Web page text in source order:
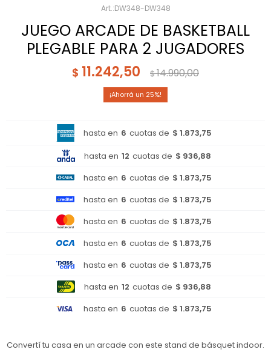
DW348-DW348
JUEGO ARCADE DE BASKETBALL
PLEGABLE PARA 2 JUGADORES
$ 11.242,50 $14.990,00
25
hasta en 6 cuotas de $ 1.873,75
hasta en 12 cuotas de $ 936,88
hasta en 6 cuotas de $ 1.873,75
hasta en 6 cuotas de $ 1.873,75
hasta en 6 cuotas de $ 1.873,75
hasta en 6 cuotas de $ 1.873,75
hasta en 6 cuotas de $ 1.873,75
hasta en 12 cuotas de $ 936,88
hasta en 6 cuotas de $ 1.873,75
Convertí tu casa en un arcade con este stand de básquet indoor.